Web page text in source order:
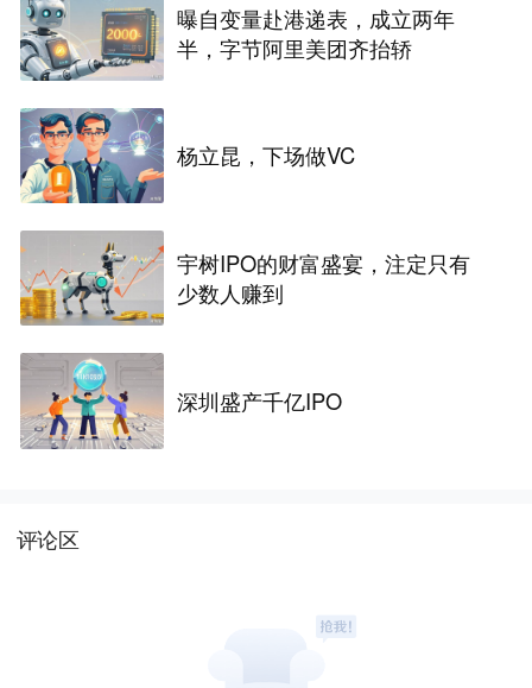
曝自变量赴港递表，成立两年
半，字节阿里美团齐抬轿
杨立昆，下场做VC
宇树IPO的财富盛宴，注定只有
少数人赚到
深圳盛产千亿IPO
评论区